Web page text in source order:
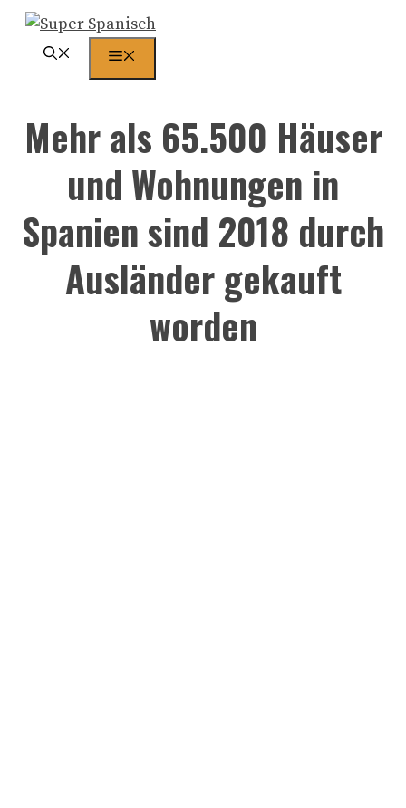
Zum
Inhalt
Mehr als 65.500 Häuser
und Wohnungen in
Spanien sind 2018 durch
Ausländer gekauft
worden